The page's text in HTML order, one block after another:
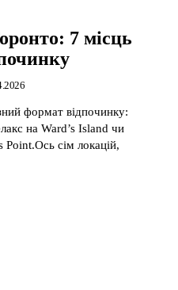
7 місць
формат відпочинку:
на Ward’s Island чи
сім локацій,